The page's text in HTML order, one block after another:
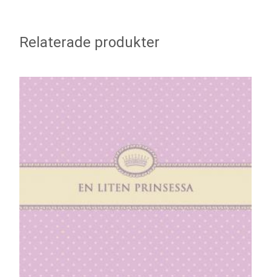
Relaterade produkter